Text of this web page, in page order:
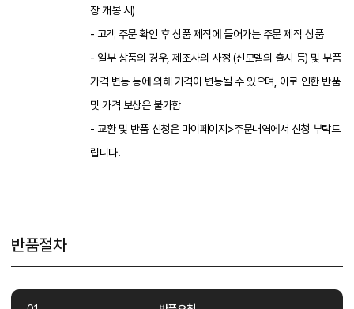
장 개봉 시)
- 고객 주문 확인 후 상품 제작에 들어가는 주문 제작 상품
- 일부 상품의 경우, 제조사의 사정 (신모델의 출시 등) 및 부품
가격 변동 등에 의해 가격이 변동될 수 있으며, 이로 인한 반품
및 가격 보상은 불가함
- 교환 및 반품 신청은 마이페이지>주문내역에서 신청 부탁드
립니다.
반품절차